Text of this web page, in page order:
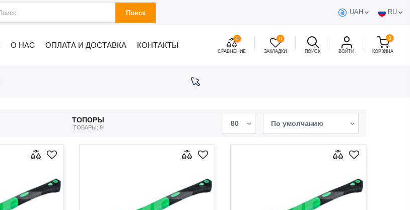
Поиск UAH RU
О НАС ОПЛАТА И ДОСТАВКА КОНТАКТЫ
0
СРАВНЕНИЕ
0
ЗАКЛАДКИ ПОИСК ВОЙТИ
0
КОРЗИНА
ТОПОРЫ
ТОВАРЫ: 9 80 По умолчанию